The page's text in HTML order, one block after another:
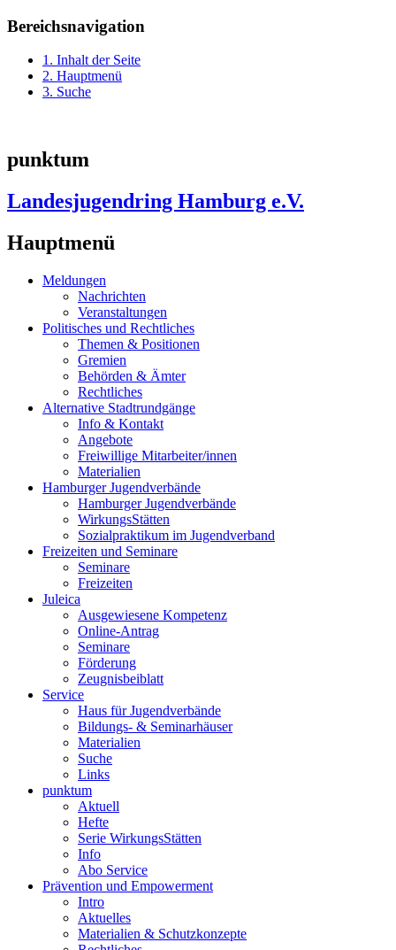
Bereichsnavigation
1. Inhalt der Seite
2. Hauptmenü
3. Suche
punktum
Landesjugendring Hamburg e.V.
Hauptmenü
Meldungen
Nachrichten
Veranstaltungen
Politisches und Rechtliches
Themen & Positionen
Gremien
Behörden & Ämter
Rechtliches
Alternative Stadtrundgänge
Info & Kontakt
Angebote
Freiwillige Mitarbeiter/innen
Materialien
Hamburger Jugendverbände
Hamburger Jugendverbände
WirkungsStätten
Sozialpraktikum im Jugendverband
Freizeiten und Seminare
Seminare
Freizeiten
Juleica
Ausgewiesene Kompetenz
Online-Antrag
Seminare
Förderung
Zeugnisbeiblatt
Service
Haus für Jugendverbände
Bildungs- & Seminarhäuser
Materialien
Suche
Links
punktum
Aktuell
Hefte
Serie WirkungsStätten
Info
Abo Service
Prävention und Empowerment
Intro
Aktuelles
Materialien & Schutzkonzepte